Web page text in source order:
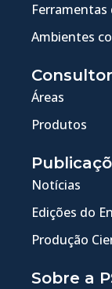
Ambientes
Áreas
Produtos
Notícias
Edições do
Produção
Sobre a